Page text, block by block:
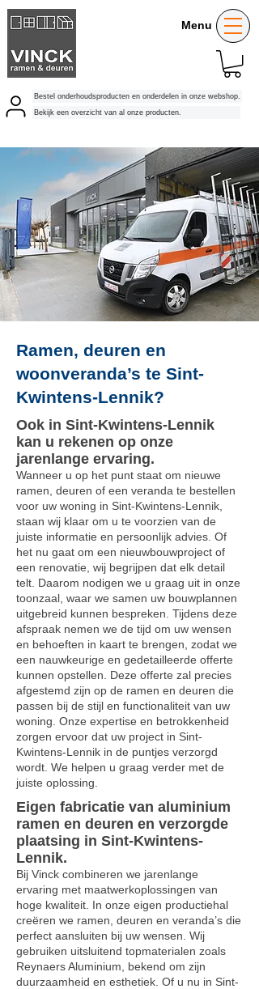
Bekijk een overzicht van al onze producten.
Bestel onderhoudsproducten en onderdelen in onze webshop.
Menu
Ramen, deuren en
woonveranda’s te Sint-
Kwintens-Lennik?
Ook in Sint-Kwintens-Lennik
kan u rekenen op onze
jarenlange ervaring.
Wanneer u op het punt staat om nieuwe
ramen, deuren of een veranda te bestellen
voor uw woning in Sint-Kwintens-Lennik,
staan wij klaar om u te voorzien van de
juiste informatie en persoonlijk advies. Of
het nu gaat om een nieuwbouwproject of
een renovatie, wij begrijpen dat elk detail
telt. Daarom nodigen we u graag uit in onze
toonzaal, waar we samen uw bouwplannen
uitgebreid kunnen bespreken. Tijdens deze
afspraak nemen we de tijd om uw wensen
en behoeften in kaart te brengen, zodat we
een nauwkeurige en gedetailleerde offerte
kunnen opstellen. Deze offerte zal precies
afgestemd zijn op de ramen en deuren die
passen bij de stijl en functionaliteit van uw
woning. Onze expertise en betrokkenheid
zorgen ervoor dat uw project in Sint-
Kwintens-Lennik in de puntjes verzorgd
wordt. We helpen u graag verder met de
juiste oplossing.
Eigen fabricatie van aluminium
ramen en deuren en verzorgde
plaatsing in Sint-Kwintens-
Lennik.
Bij Vinck combineren we jarenlange
ervaring met maatwerkoplossingen van
hoge kwaliteit. In onze eigen productiehal
creëren we ramen, deuren en veranda’s die
perfect aansluiten bij uw wensen. Wij
gebruiken uitsluitend topmaterialen zoals
Reynaers Aluminium, bekend om zijn
duurzaamheid en esthetiek. Of u nu in Sint-